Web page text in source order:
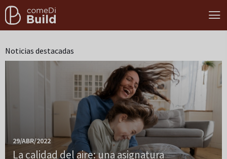
Noticias destacadas
29/ABR/2022
La calidad del aire: una asignatura